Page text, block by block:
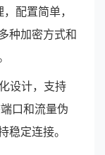
配置简单，
种加密方式和
设计，支持
口和流量伪
稳定连接。